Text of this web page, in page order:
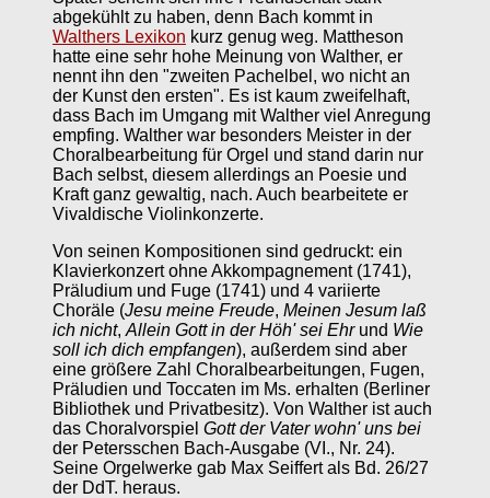
abgekühlt zu haben, denn Bach kommt in
Walthers Lexikon kurz genug weg. Mattheson
hatte eine sehr hohe Meinung von Walther, er
nennt ihn den "zweiten Pachelbel, wo nicht an
der Kunst den ersten". Es ist kaum zweifelhaft,
dass Bach im Umgang mit Walther viel Anregung
empfing. Walther war besonders Meister in der
Choralbearbeitung für Orgel und stand darin nur
Bach selbst, diesem allerdings an Poesie und
Kraft ganz gewaltig, nach. Auch bearbeitete er
Vivaldische Violinkonzerte.
Von seinen Kompositionen sind gedruckt: ein
Klavierkonzert ohne Akkompagnement (1741),
Präludium und Fuge (1741) und 4 variierte
Choräle (Jesu meine Freude, Meinen Jesum laß
ich nicht, Allein Gott in der Höh' sei Ehrund Wie
soll ich dich empfangen), außerdem sind aber
eine größere Zahl Choralbearbeitungen, Fugen,
Präludien und Toccaten im Ms. erhalten (Berliner
Bibliothek und Privatbesitz). Von Walther ist auch
das Choralvorspiel Gott der Vater wohn' uns bei
der Petersschen Bach-Ausgabe (VI., Nr. 24).
Seine Orgelwerke gab Max Seiffert als Bd. 26/27
der DdT. heraus.